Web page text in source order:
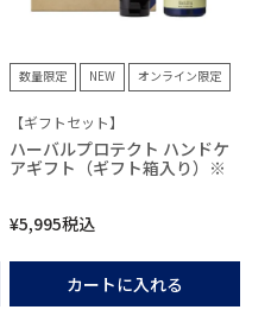
数量限定 NEW オンライン限定
【ギフトセット】
ハーバルプロテクト ハンドケ
アギフト（ギフト箱入り）※
¥5,995税込
カートに入れる